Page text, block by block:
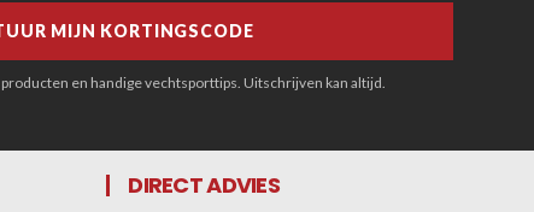
en handige vechtsporttips. Uitschrijven kan altijd.
DIRECT ADVIES